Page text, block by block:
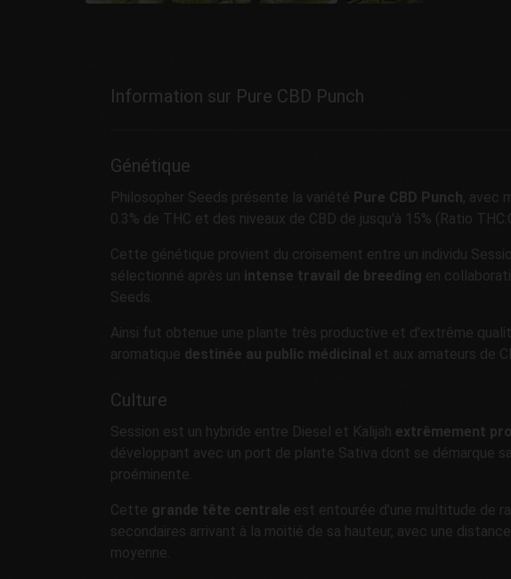
Information sur Pure CBD Punch
Génétique
Philosopher Seeds présente la variété Pure CBD Punch, avec
0.3% de THC et des niveaux de CBD de jusqu'à 15% (Ratio
Cette génétique provient du croisement entre un individu
sélectionné après un intense travail de breeding en
Seeds.
Ainsi fut obtenue une plante très productive et d'extrême
aromatique destinée au public médicinal et aux amateurs de
Culture
Session est un hybride entre Diesel et Kalijah extrêmement
développant avec un port de plante Sativa dont se démarque
proéminente.
Cette grande tête centrale est entourée d'une multitude de
secondaires arrivant à la moitié de sa hauteur, avec une
moyenne.